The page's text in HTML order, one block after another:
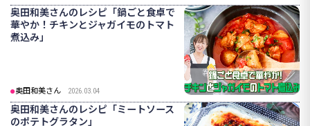
奥田和美さんのレシピ「鍋ごと食卓で
華やか！チキンとジャガイモのトマト
煮込み」
奥田和美さん 2026.03.04
奥田和美さんのレシピ「ミートソース
のポテトグラタン」